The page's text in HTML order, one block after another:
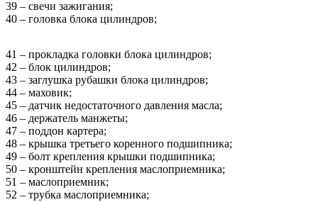
39 – свечи зажигания;
40 – головка блока цилиндров;
41 – прокладка головки блока цилиндров;
42 – блок цилиндров;
43 – заглушка рубашки блока цилиндров;
44 – маховик;
45 – датчик недостаточного давления масла;
46 – держатель манжеты;
47 – поддон картера;
48 – крышка третьего коренного подшипника;
49 – болт крепления крышки подшипника;
50 – кронштейн крепления маслоприемника;
51 – маслоприемник;
52 – трубка маслоприемника;